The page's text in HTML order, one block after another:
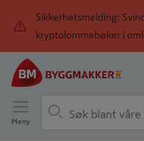
Sikkerhetsmelding:
kryptolommebøker i
Meny